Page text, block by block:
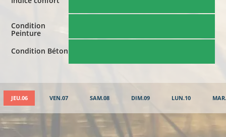
Condition
Peinture
Condition Béton
JEU.06 VEN.07 SAM.08 DIM.09 LUN.10